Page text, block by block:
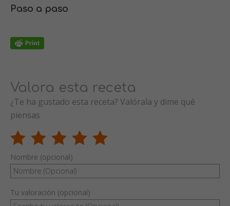
Paso a paso
Valora esta receta
¿Te ha gustado esta receta? Valórala y dime qué
piensas
Nombre (opcional)
Tu valoración (opcional)